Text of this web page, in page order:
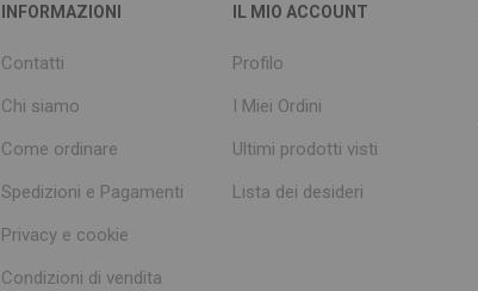
INFORMAZIONI
Contatti
Chi siamo
Come ordinare
Spedizioni e Pagamenti
Privacy e cookie
Condizioni di vendita
IL MIO ACCOUNT
Profilo
I Miei Ordini
Ultimi prodotti visti
Lista dei desideri